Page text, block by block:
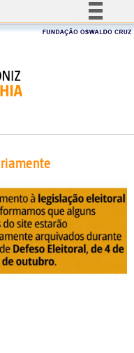
Simplifique!
Acesso à informação
Canais